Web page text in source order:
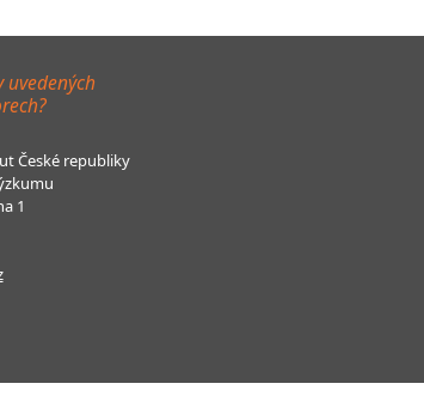
uvedených
České republiky
1